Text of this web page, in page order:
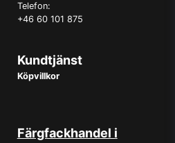
Telefon:
+46 60 101 875
Kundtjänst
Köpvillkor
Färgfackhandel i